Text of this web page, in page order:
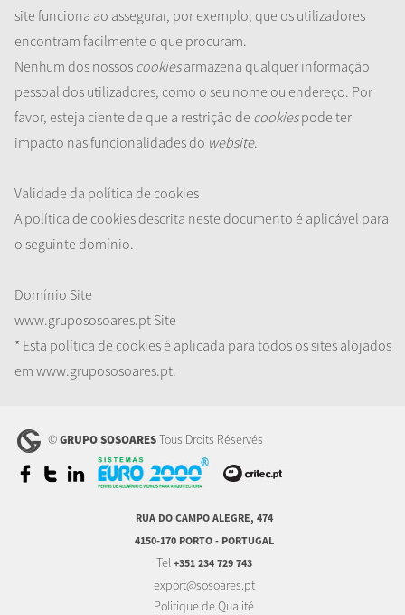
site funciona ao assegurar, por exemplo, que os utilizadores
encontram facilmente o que procuram.
Nenhum dos nossos cookiesarmazena qualquer informação
pessoal dos utilizadores, como o seu nome ou endereço. Por
favor, esteja ciente de que a restrição de cookiespode ter
impacto nas funcionalidades do website.
Validade da política de cookies
A política de cookies descrita neste documento é aplicável para
o seguinte domínio.
Domínio Site
www.grupososoares.pt Site
* Esta política de cookies é aplicada para todos os sites alojados
em www.grupososoares.pt.
©GRUPO SOSOARESTous Droits Réservés
RUA DO CAMPO ALEGRE, 474
4150-170 PORTO - PORTUGAL
Tel +351 234 729 743
export@sosoares.pt
Politique de Qualité